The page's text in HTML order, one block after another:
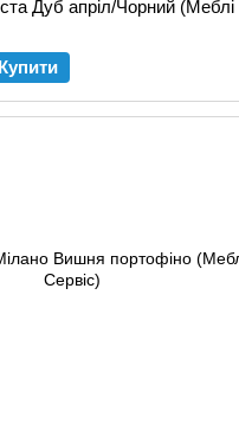
Дуб апріл/Чорний (Меблі
Купити